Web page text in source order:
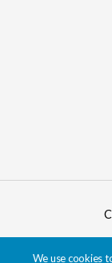
We use cookies